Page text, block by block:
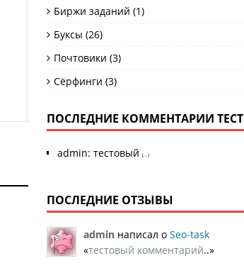
Биржи заданий (1)
Буксы (26)
Почтовики (3)
Сёрфинги (3)
ПОСЛЕДНИЕ КОММЕНТАРИИ ТЕСТ
admin: тестовый [...]
ПОСЛЕДНИЕ ОТЗЫВЫ
adminнаписал о Seo-task
«тестовый комментарий..»